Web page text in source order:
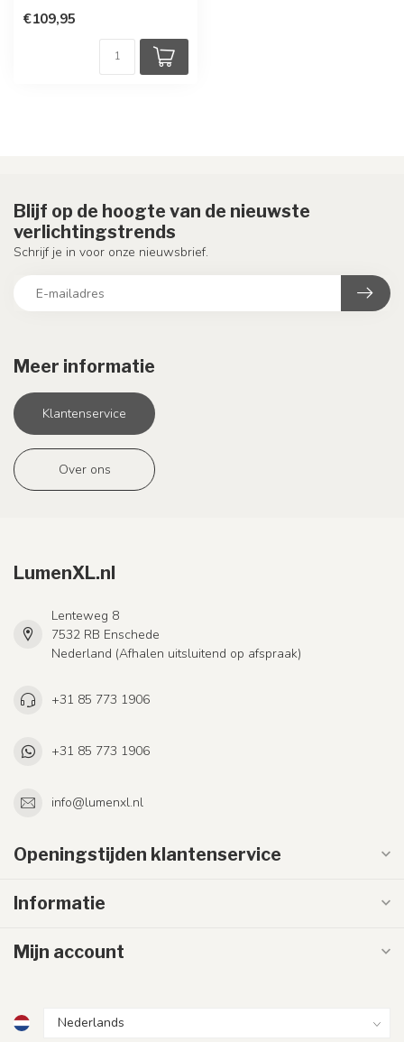
€109,95
Meer informatie
Klantenservice
Over ons
Blijf op de hoogte van de nieuwste
verlichtingstrends
Schrijf je in voor onze nieuwsbrief.
LumenXL.nl
Lenteweg 8
7532 RB Enschede
Nederland (Afhalen uitsluitend op afspraak)
+31 85 773 1906
+31 85 773 1906
info@lumenxl.nl
Openingstijden klantenservice
Informatie
Mijn account